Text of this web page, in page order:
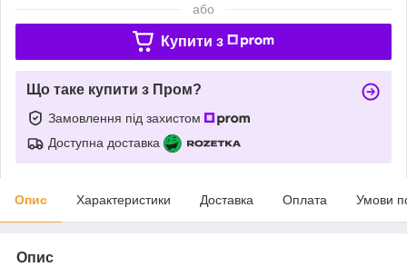
або
Купити з
Що таке купити з Пром?
Замовлення під захистом
Доступна доставка
Опис Характеристики Доставка Оплата Умови
Опис